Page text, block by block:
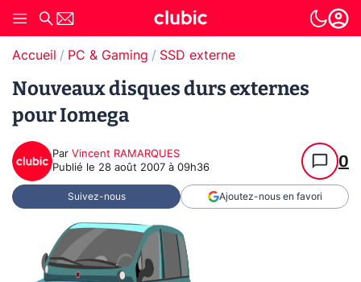
Accueil PC & Gaming SSD externe
Nouveaux disques durs externes
pour Iomega
Par Vincent RAMARQUES
Publié le 28 août 2007 à 09h36 0
Suivez-nous Ajoutez-nous en favori